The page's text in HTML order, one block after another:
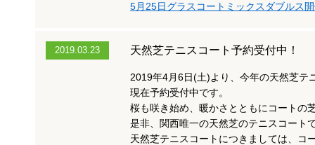
5月25日グラスコートミックスダブルス
2019.03.23 天然芝テニスコート予約受付中！
2019年4月6日(土)より、今年の天然芝テ
現在予約受付中です。
桜も咲き始め、暖かさとともにコートの
是非、関西唯一の天然芝のテニスコート
天然芝テニスコートにつきましては、コ